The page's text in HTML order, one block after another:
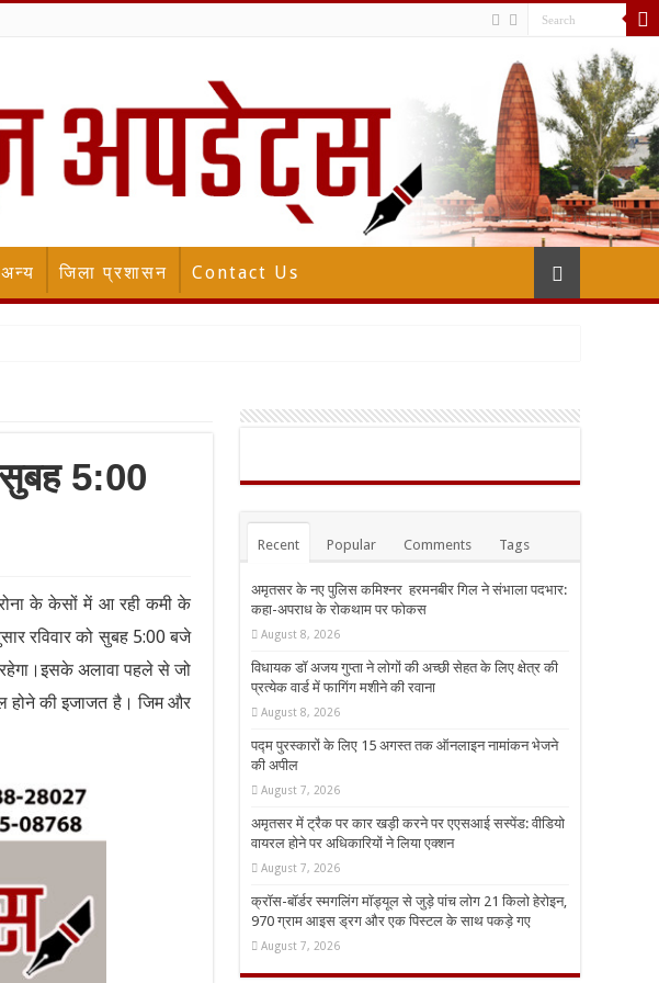
अन्य जिला प्रशासन Contact Us
सुबह 5:00
के केसों में आ रही कमी के
रविवार को सुबह 5:00 बजे
अलावा पहले से जो
होने की इजाजत है। जिम और
Recent Popular Comments Tags
अमृतसर के नए पुलिस कमिश्नर हरमनबीर गिल ने संभाला पदभार:
कहा-अपराध के रोकथाम पर फोकस
August 8, 2026
विधायक डॉ अजय गुप्ता ने लोगों की अच्छी सेहत के लिए क्षेत्र की
प्रत्येक वार्ड में फागिंग मशीने की रवाना
August 8, 2026
पद्म पुरस्कारों के लिए 15 अगस्त तक ऑनलाइन नामांकन भेजने
की अपील
August 7, 2026
अमृतसर में ट्रैक पर कार खड़ी करने पर एएसआई सस्पेंड: वीडियो
वायरल होने पर अधिकारियों ने लिया एक्शन
August 7, 2026
क्रॉस-बॉर्डर स्मगलिंग मॉड्यूल से जुड़े पांच लोग 21 किलो हेरोइन,
970 ग्राम आइस ड्रग और एक पिस्टल के साथ पकड़े गए
August 7, 2026